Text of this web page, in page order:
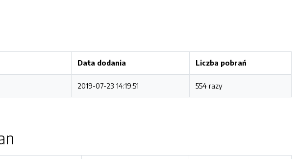
Data dodania Liczba pobrań
2019-07-23 14:19:51 554 razy